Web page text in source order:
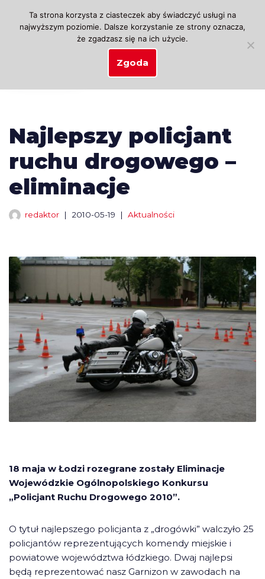
Przejdź
Najlepszy policjant
ruchu drogowego –
eliminacje
redaktor 2010-05-19 Aktualności
18 maja w Łodzi rozegrane zostały Eliminacje
Wojewódzkie Ogólnopolskiego Konkursu
„Policjant Ruchu Drogowego 2010”.
O tytuł najlepszego policjanta z „drogówki” walczyło 25
policjantów reprezentujących komendy miejskie i
powiatowe województwa łódzkiego. Dwaj najlepsi
będą reprezentować nasz Garnizon w zawodach na
Ta strona korzysta z ciasteczek aby świadczyć usługi na
najwyższym poziomie. Dalsze korzystanie ze strony oznacza,
że zgadzasz się na ich użycie.
Zgoda